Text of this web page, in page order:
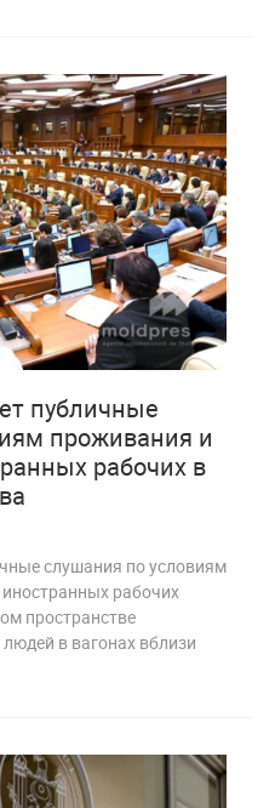
публичные
проживания и
рабочих в
слушания по условиям
рабочих
пространстве
в вагонах вблизи